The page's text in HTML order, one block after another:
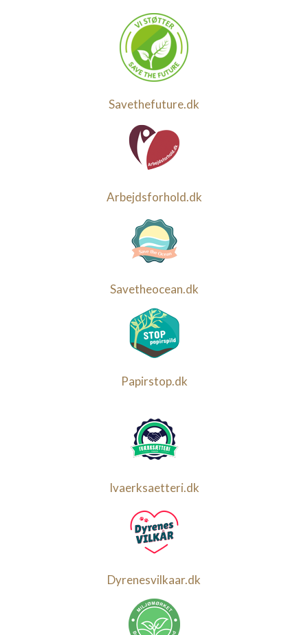
Savethefuture.dk
Arbejdsforhold.dk
Savetheocean.dk
Papirstop.dk
Ivaerksaetteri.dk
Dyrenesvilkaar.dk